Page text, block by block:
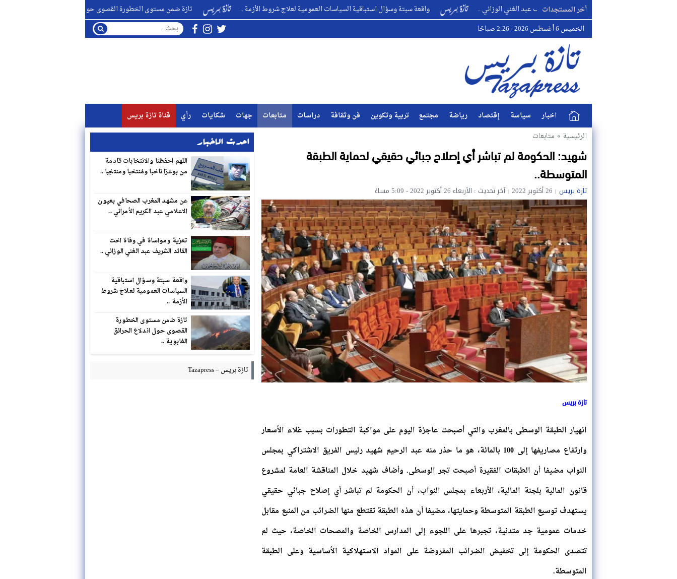
أخر المستجدات
ومواساة في وفاة اخت القائد الشريف عبد الغني الوزاني .. واقعة سبتة وسؤال استباقية السياسات العمومية لعلاج شروط الأزمة .. تازة ضمن مستوى الخطورة القصوى حول اندلاع الحرائق الغابوية ..
الخميس 6 أغسطس 2026 - 2:26 صباحًا
اخبار سياسة إقتصاد رياضة مجتمع تربية وتكوين فن وثقافة دراسات متابعات جهات شكايات رأي
قناة تازة بريس
الرئيسية » متابعات
شهيد: الحكومة لم تباشر أي إصلاح جبائي حقيقي لحماية الطبقة
المتوسطة..
تازة بريس 26 أكتوبر 2022 آخر تحديث : الأربعاء 26 أكتوبر 2022 - 5:09 مساءً
تازة بريس
انهيار الطبقة الوسطى بالمغرب والتي أصبحت عاجزة اليوم على مواكبة التطورات بسبب غلاء الأسعار
وارتفاع مصاريفها إلى 100 بالمائة، هو ما حذر منه عبد الرحيم شهيد رئيس الفريق الاشتراكي بمجلس
النواب مضيفا أن الطبقات الفقيرة أصبحت تجر الوسطى. وأضاف شهيد خلال المناقشة العامة لمشروع
قانون المالية بلجنة المالية، الأربعاء بمجلس النواب، أن الحكومة لم تباشر أي إصلاح جبائي حقيقي
يستهدف توسيع الطبقة المتوسطة وحمايتها، مضيفا أن هذه الطبقة تقتطع منها الضرائب من المنبع مقابل
خدمات عمومية جد متدنية، تجبرها على اللجوء إلى المدارس الخاصة والمصحات الخاصة، حيث لم
تتصدى الحكومة إلى تخفيض الضرائب المفروضة على المواد الاستهلاكية الأساسية وعلى الطبقة
المتوسطة.
احدث الاخبار
اللهم احفظنا والانتخابات قادمة
من بوعزا ناخبا ومُنتخبا ومنتخِبا ..
عن مشهد المغرب الصحافي بعيون
الاعلامي عبد الكريم الأمراني ..
تعزية ومواساة في وفاة اخت
القائد الشريف عبد الغني الوزاني ..
واقعة سبتة وسؤال استباقية
السياسات العمومية لعلاج شروط
الأزمة ..
تازة ضمن مستوى الخطورة
القصوى حول اندلاع الحرائق
الغابوية ..
تازة بريس – Tazapress